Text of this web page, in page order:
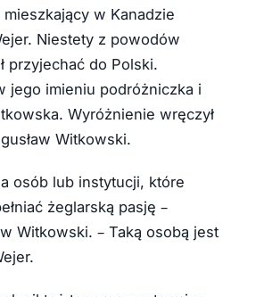
mieszkający w Kanadzie
Niestety z powodów
przyjechać do Polski.
jego imieniu podróżniczka i
Wyróżnienie wręczył
Witkowski.
osób lub instytucji, które
żeglarską pasję –
Witkowski. – Taką osobą jest